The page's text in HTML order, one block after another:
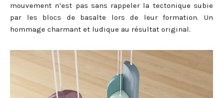
mouvement n’est pas sans rappeler la tectonique subie
par les blocs de basalte lors de leur formation. Un
hommage charmant et ludique au résultat original.